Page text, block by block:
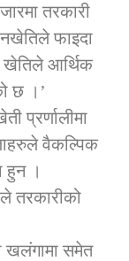
सुचना
सुचना
तरकारी
फाइदा
खेतिले आर्थिक
छ ।’
प्रर्णालीमा
वैकल्पिक
हुन ।
तरकारीको
खलंगामा समेत